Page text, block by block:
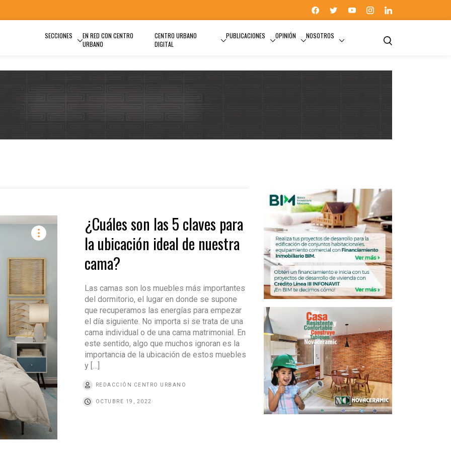
SECCIONES
EN RED CON CENTRO
URBANO
CENTRO URBANO
DIGITAL
PUBLICACIONES OPINIÓN NOSOTROS
¿Cuáles son las 5 claves para
la ubicación ideal de nuestra
cama?
Las camas son los muebles más importantes
del dormitorio, el lugar en donde se supone
que recuperamos las energías para empezar
el día siguiente. No importa si se trata de una
cama individual o de una cama matrimonial. En
este sentido, algo que muchos ignoran es la
importancia de la ubicación de estos muebles
y […]
REDACCIÓN CENTRO URBANO
OCTUBRE 19, 2022
CAMAS